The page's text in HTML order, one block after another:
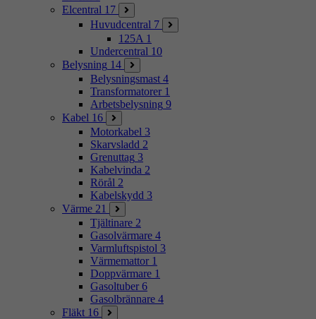
Elcentral 17
Huvudcentral 7
125A 1
Undercentral 10
Belysning 14
Belysningsmast 4
Transformatorer 1
Arbetsbelysning 9
Kabel 16
Motorkabel 3
Skarvsladd 2
Grenuttag 3
Kabelvinda 2
Rörål 2
Kabelskydd 3
Värme 21
Tjältinare 2
Gasolvärmare 4
Varmluftspistol 3
Värmemattor 1
Doppvärmare 1
Gasoltuber 6
Gasolbrännare 4
Fläkt 16